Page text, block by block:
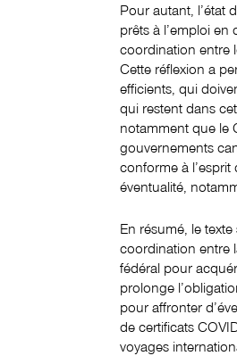
Pour autant, l’état
prêts à l’emploi
coordination entre
Cette réflexion a
efficients, qui
qui restent dans
notamment que le
gouvernements
conforme à
éventualité,
En résumé, le
coordination entre
fédéral pour
prolonge
pour affronter
de certificats
voyages